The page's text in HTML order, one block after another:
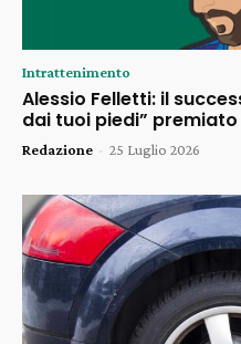
Intrattenimento
Alessio Felletti: il
dai tuoi piedi”
Redazione - 25 Luglio 2026